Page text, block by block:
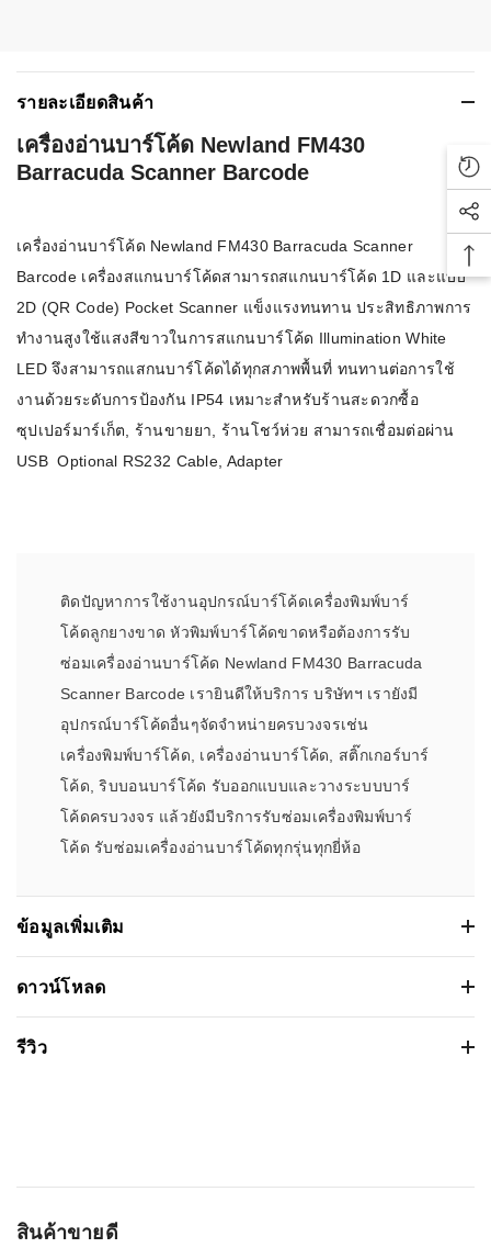
รายละเอียดสินค้า
เครื่องอ่านบาร์โค้ด Newland FM430
Barracuda Scanner Barcode
เครื่องอ่านบาร์โค้ด Newland FM430 Barracuda Scanner
Barcode เครื่องสแกนบาร์โค้ดสามารถสแกนบาร์โค้ด 1D และแบบ
2D (QR Code) Pocket Scanner แข็งแรงทนทาน ประสิทธิภาพการ
ทำงานสูงใช้แสงสีขาวในการสแกนบาร์โค้ด Illumination White
LED จึงสามารถแสกนบาร์โค้ดได้ทุกสภาพพื้นที่ ทนทานต่อการใช้
งานด้วยระดับการป้องกัน IP54 เหมาะสำหรับร้านสะดวกซื้อ
ซุปเปอร์มาร์เก็ต, ร้านขายยา, ร้านโชว์ห่วย สามารถเชื่อมต่อผ่าน
USB Optional RS232 Cable, Adapter
ติดปัญหาการใช้งานอุปกรณ์บาร์โค้ดเครื่องพิมพ์บาร์
โค้ดลูกยางขาด หัวพิมพ์บาร์โค้ดขาดหรือต้องการรับ
ซ่อมเครื่องอ่านบาร์โค้ด Newland FM430 Barracuda
Scanner Barcode เรายินดีให้บริการ บริษัทฯ เรายังมี
อุปกรณ์บาร์โค้ดอื่นๆจัดจำหน่ายครบวงจรเช่น
เครื่องพิมพ์บาร์โค้ด, เครื่องอ่านบาร์โค้ด, สติ๊กเกอร์บาร์
โค้ด, ริบบอนบาร์โค้ด รับออกแบบและวางระบบบาร์
โค้ดครบวงจร แล้วยังมีบริการรับซ่อมเครื่องพิมพ์บาร์
โค้ด รับซ่อมเครื่องอ่านบาร์โค้ดทุกรุ่นทุกยี่ห้อ
ข้อมูลเพิ่มเติม
เครื่องอ่านบาร์โค้ด Newland FM430
Barracuda Handheld
หน้ากว้างในการอ่าน:
ดาวน์โหลด
รีวิว
WRITE A REVIEW
สินค้าขายดี